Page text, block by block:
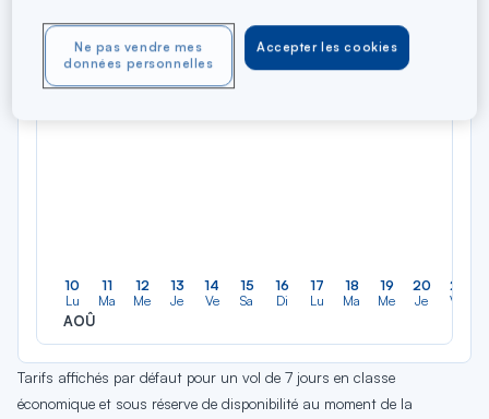
10
Lu
AOÛ
11
Ma
12
Me
13
Je
14
Ve
15
Sa
16
Di
17
Lu
18
Ma
19
Me
20
Je
21
Ve
Tarifs affichés par défaut pour un vol de 7 jours en classe
économique et sous réserve de disponibilité au moment de la
Accepter les cookies
Ne pas vendre mes
données personnelles